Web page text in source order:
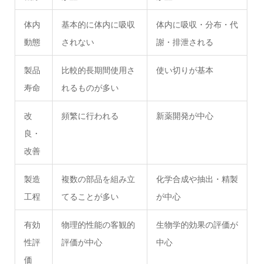
体内
動態
基本的に体内に吸収
されない
体内に吸収・分布・代
謝・排泄される
製品
寿命
比較的長期間使用さ
れるものが多い
使い切りが基本
改
良・
改善
頻繁に行われる 新薬開発が中心
製造
工程
複数の部品を組み立
てることが多い
化学合成や抽出・精製
が中心
有効
性評
価
物理的性能の客観的
評価が中心
生物学的効果の評価が
中心